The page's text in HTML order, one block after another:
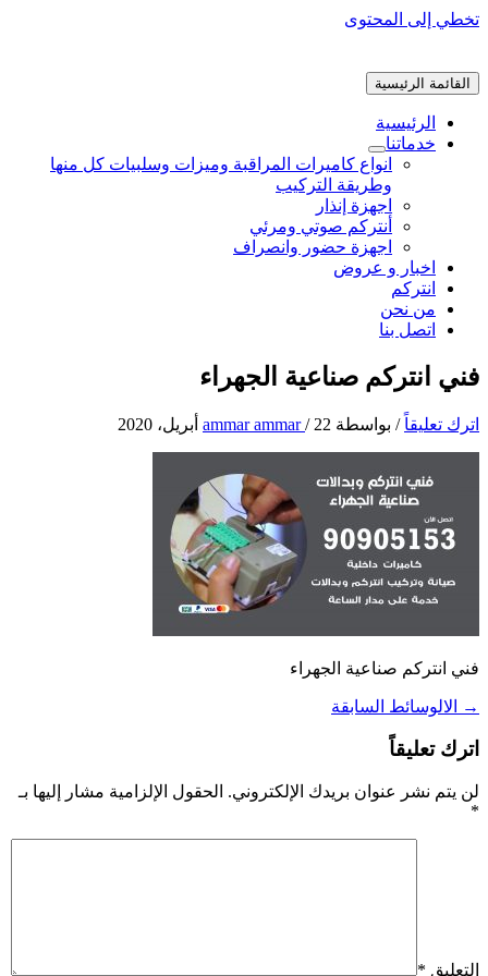
تخطي إلى المحتوى
القائمة الرئيسية
الرئيسية
خدماتنا
انواع كاميرات المراقبة وميزات وسلبيات كل منها
وطريقة التركيب
اجهزة إنذار
أنتركم صوتي ومرئي
اجهزة حضور وانصراف
اخبار و عروض
انتركم
من نحن
اتصل بنا
فني انتركم صناعية الجهراء
اترك تعليقاً / بواسطة ammar ammar/ 22 أبريل، 2020
فني انتركم صناعية الجهراء
→ الالوسائط السابقة
اترك تعليقاً
لن يتم نشر عنوان بريدك الإلكتروني. الحقول الإلزامية مشار إليها بـ
*
التعليق *